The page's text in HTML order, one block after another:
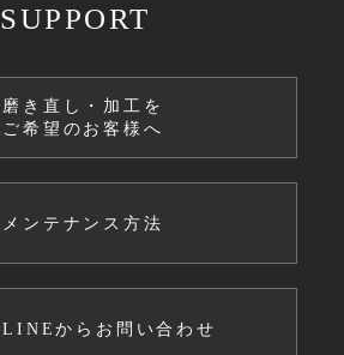
SUPPORT
磨き直し・加工を
ご希望のお客様へ
メンテナンス方法
LINEからお問い合わせ